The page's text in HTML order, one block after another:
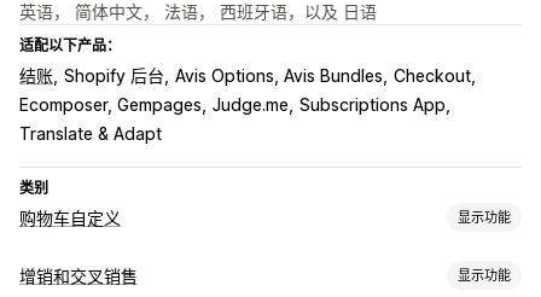
英语， 简体中文， 法语， 西班牙语，以及 日语
适配以下产品：
结账 Shopify 后台 Avis Options, Avis Bundles Checkout
Ecomposer, Gempages Judge.me Subscriptions App
Translate & Adapt
类别
购物车自定义 显示功能
购物车显示
增销和交叉销售 显示功能